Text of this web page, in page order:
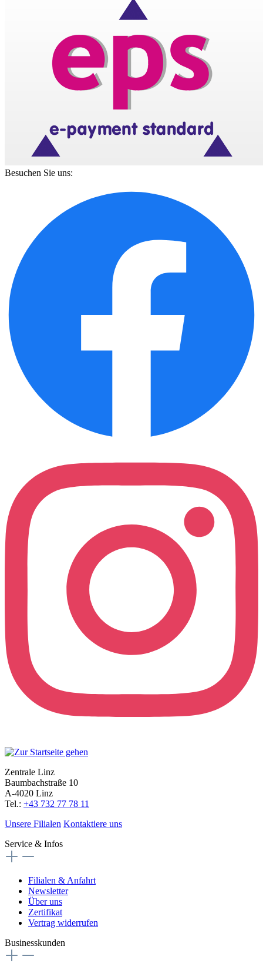
Besuchen Sie uns:
Zentrale Linz
Baumbachstraße 10
A-4020 Linz
Tel.: +43 732 77 78 11
Unsere Filialen Kontaktiere uns
Service & Infos
Filialen & Anfahrt
Newsletter
Über uns
Zertifikat
Vertrag widerrufen
Businesskunden